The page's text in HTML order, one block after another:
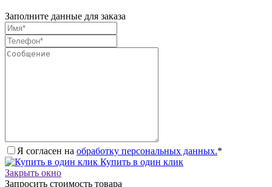
Заполните данные для заказа
Я согласен на обработку персональных данных.*
Купить в один клик
Закрыть окно
Запросить стоимость товара